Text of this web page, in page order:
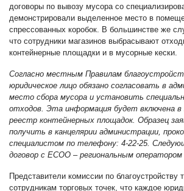
договоры по вывозу мусора со
демонстрировали выделенное место в
спрессованных коробок. В большинстве же
что сотрудники магазинов выбрасывают
контейнерные площадки и в мусорные кески.
Согласно местным Правилам
юридическое лицо обязано согласовать в
место сбора мусора и установить
отходов. Эта информация будет включена в
реестр контейнерных площадок. Образец
получить в канцелярии администрации,
специалистом по телефону: 4-22-25.
договор с ЕСОО –региональным оператором
Представители комиссии по благоустройству
сотрудникам торговых точек, что каждое